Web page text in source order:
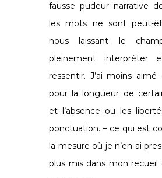
fausse pudeur narrative
les mots ne sont peut-
nous laissant le
pleinement interpréter
ressentir. J’ai moins aimé
pour la longueur de
et l’absence ou les
ponctuation. – ce qui est
la mesure où je n’en ai
plus mis dans mon recueil